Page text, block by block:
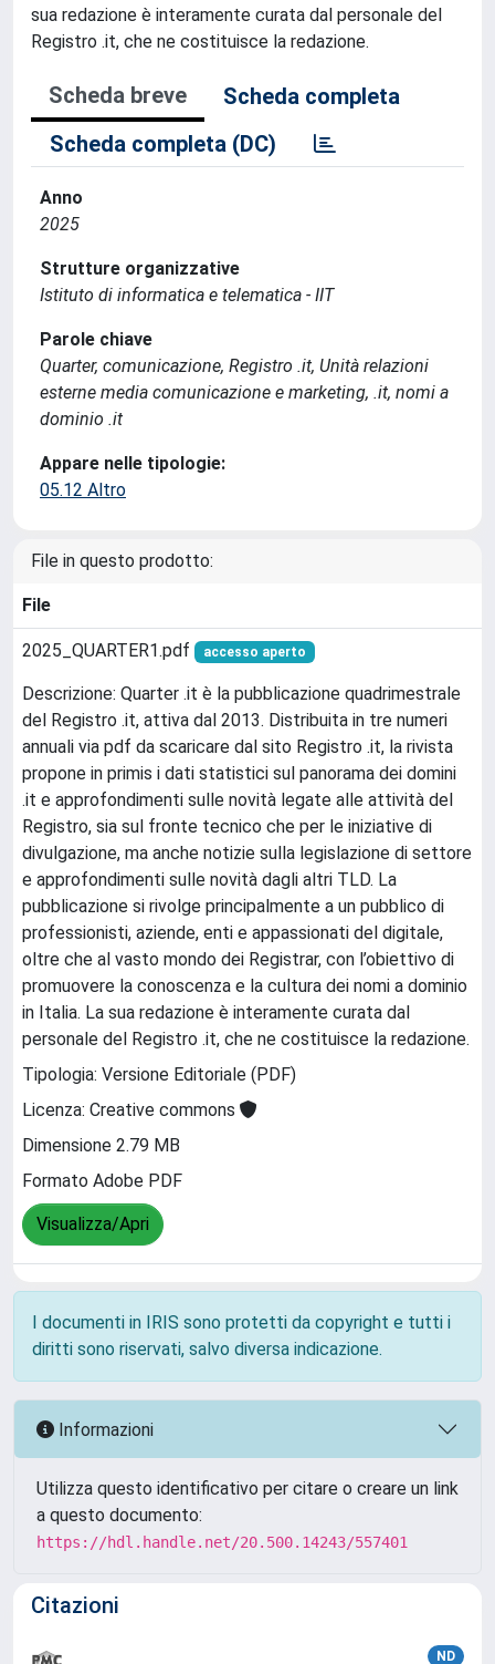
sua redazione è interamente curata dal personale del
Registro .it, che ne costituisce la redazione.
Scheda breve
Scheda completa
Scheda completa (DC)
Anno
2025
Strutture organizzative
Istituto di informatica e telematica - IIT
Parole chiave
Quarter, comunicazione, Registro .it, Unità relazioni
esterne media comunicazione e marketing, .it, nomi a
dominio .it
Appare nelle tipologie:
05.12 Altro
File in questo prodotto:
File
2025_QUARTER1.pdf accesso aperto
Descrizione: Quarter .it è la pubblicazione quadrimestrale
del Registro .it, attiva dal 2013. Distribuita in tre numeri
annuali via pdf da scaricare dal sito Registro .it, la rivista
propone in primis i dati statistici sul panorama dei domini
.it e approfondimenti sulle novità legate alle attività del
Registro, sia sul fronte tecnico che per le iniziative di
divulgazione, ma anche notizie sulla legislazione di settore
e approfondimenti sulle novità dagli altri TLD. La
pubblicazione si rivolge principalmente a un pubblico di
professionisti, aziende, enti e appassionati del digitale,
oltre che al vasto mondo dei Registrar, con l’obiettivo di
promuovere la conoscenza e la cultura dei nomi a dominio
in Italia. La sua redazione è interamente curata dal
personale del Registro .it, che ne costituisce la redazione.
Tipologia: Versione Editoriale (PDF)
Licenza: Creative commons
Dimensione 2.79 MB
Formato Adobe PDF
Visualizza/Apri
I documenti in IRIS sono protetti da copyright e tutti i
diritti sono riservati, salvo diversa indicazione.
Informazioni
Utilizza questo identificativo per citare o creare un link
a questo documento:
https://hdl.handle.net/20.500.14243/557401
Citazioni
ND